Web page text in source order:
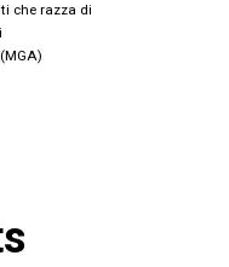
che razza di